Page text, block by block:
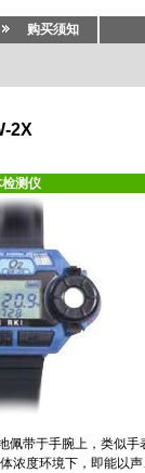
购买须知
2X
测仪
佩带于手腕上，类似
浓度环境下，即能以